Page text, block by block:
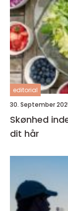
editorial
30. September
Skønhed
dit hår